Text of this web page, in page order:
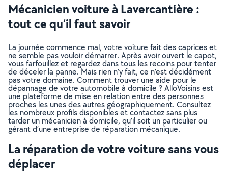
Mécanicien voiture à Lavercantière :
tout ce qu’il faut savoir
La journée commence mal, votre voiture fait des caprices et
ne semble pas vouloir démarrer. Après avoir ouvert le capot,
vous farfouillez et regardez dans tous les recoins pour tenter
de déceler la panne. Mais rien n’y fait, ce n’est décidément
pas votre domaine. Comment trouver une aide pour le
dépannage de votre automobile à domicile ? AlloVoisins est
une plateforme de mise en relation entre des personnes
proches les unes des autres géographiquement. Consultez
les nombreux profils disponibles et contactez sans plus
tarder un mécanicien à domicile, qu’il soit un particulier ou
gérant d’une entreprise de réparation mécanique.
La réparation de votre voiture sans vous
déplacer